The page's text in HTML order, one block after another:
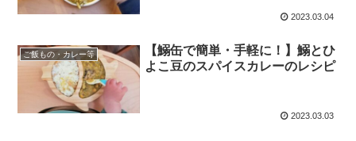
2023.03.04
ご飯もの・カレー等
【鰯缶で簡単・手軽に！】鰯とひ
よこ豆のスパイスカレーのレシピ
2023.03.03